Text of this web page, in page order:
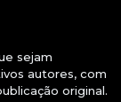
sejam
autores, com
original.